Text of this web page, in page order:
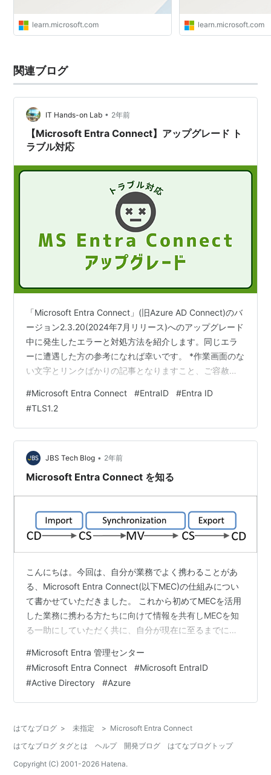
learn.microsoft.com learn.microsoft.com
関連ブログ
IT Hands-on Lab • 2年前
【Microsoft Entra Connect】アップグレード ト
ラブル対応
「Microsoft Entra Connect」(旧Azure AD Connect)のバ
ージョン2.3.20(2024年7月リリース)へのアップグレード
中に発生したエラーと対処方法を紹介します。同じエラ
ーに遭遇した方の参考になれば幸いです。 *作業画面のな
い文字とリンクばかりの記事となりますこと、ご容赦く
ド中に切断エラー発生 エラー原因はTLS1.2未対応と判明
レジストリキー調整により、エラー解消 コネクタが見つ
からない旨のエラー(参考) アップグレードモジュールか
らのRemove⇒Repairの挙動(参考) 2…
#Microsoft Entra Connect #EntraID #Entra ID
#TLS1.2
JBS Tech Blog • 2年前
Microsoft Entra Connect を知る
こんにちは。今回は、自分が業務でよく携わることがあ
る、Microsoft Entra Connect(以下MEC)の仕組みについ
て書かせていただきました。 これから初めてMECを活用
した業務に携わる方たちに向けて情報を共有しMECを知
る一助にしていただく共に、自分が現在に至るまでに学
せていただきます。 Microsoft Entra Connectの概要 同
期の仕組み 同期プロセス インポート 同期 エクスポート
まとめ Microsoft Entra Connectの概要 はじめに、MEC
とは何かを解説させていただきます。 MECとは、オン
#Microsoft Entra 管理センター
#Microsoft Entra Connect #Microsoft EntraID
#Active Directory #Azure
はてなブログ > 未指定 > Microsoft Entra Connect
はてなブログ タグとは
ヘルプ 開発ブログ
はてなブログトップ
Copyright (C) 2001-2026 Hatena.